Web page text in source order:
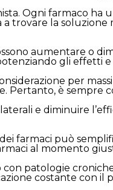
Ogni farmaco ha
trovare la soluzione
aumentare o
gli effetti
per
Pertanto, è sempre
e diminuire
farmaci può
al momento
con patologie
costante con il